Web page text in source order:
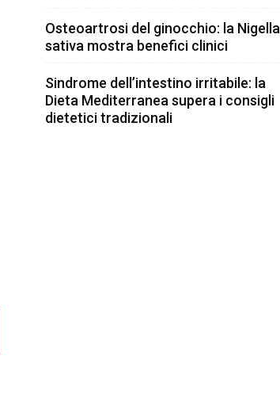
Osteoartrosi del ginocchio: la Nigella
sativa mostra benefici clinici
Sindrome dell’intestino irritabile: la
Dieta Mediterranea supera i consigli
dietetici tradizionali